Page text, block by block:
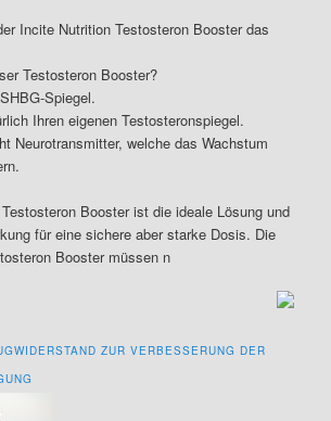
Incite Nutrition Testosteron Booster das
Testosteron Booster?
Spiegel.
Ihren eigenen Testosteronspiegel.
Neurotransmitter, welche das Wachstum
Booster ist die ideale Lösung und
für eine sichere aber starke Dosis. Die
Booster müssen n
ZUR VERBESSERUNG DER